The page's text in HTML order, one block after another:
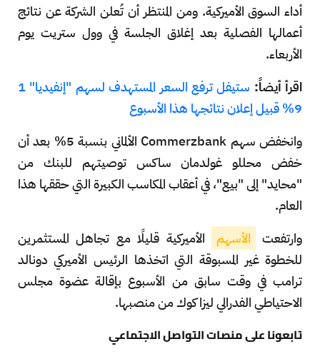
أداء السوق الأميركية. ومن المنتظر أن تُعلن الشركة عن نتائج
أعمالها الفصلية بعد إغلاق الجلسة في وول ستريت يوم
الأربعاء.
اقرأ أيضاً:
ستيفل ترفع السعر المستهدف لسهم "إنفيديا" 1
9% قبيل إعلان نتائجها هذا الأسبوع
وانخفض سهم Commerzbank الألماني بنسبة 5% بعد أن
خفض محللو غولدمان ساكس توصيتهم للبنك من
"محايد" إلى "بيع"، في أعقاب المكاسب الكبيرة التي حققها هذا
العام.
وارتفعت
الأسهم
الأميركية قليلًا مع تجاهل المستثمرين
للخطوة غير المسبوقة التي اتخذها الرئيس الأميركي دونالد
ترامب في وقت سابق من الأسبوع بإقالة عضوة مجلس
الاحتياطي الفدرالي ليزا كوك من منصبها.
تابعونا على منصات التواصل الاجتماعي